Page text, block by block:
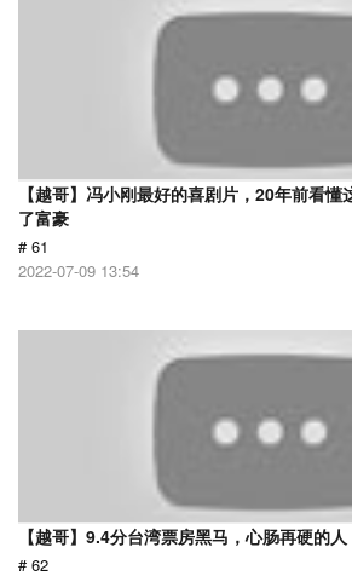
【越哥】冯小刚最好的喜剧片，20年前看
了富豪
# 61
2022-07-09 13:54
【越哥】9.4分台湾票房黑马，心肠再硬的人
# 62